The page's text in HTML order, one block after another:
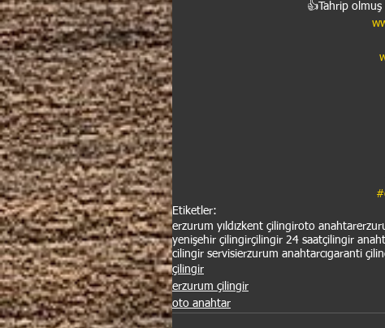
👍Tahrip
Etiketler:
erzurum yıldızkent çilingiroto anahtar
yenişehir çilingirçilingir 24 saatçilingir
cilingir servisierzurum anahtarcıgaranti
çilingir
erzurum çilingir
oto anahtar